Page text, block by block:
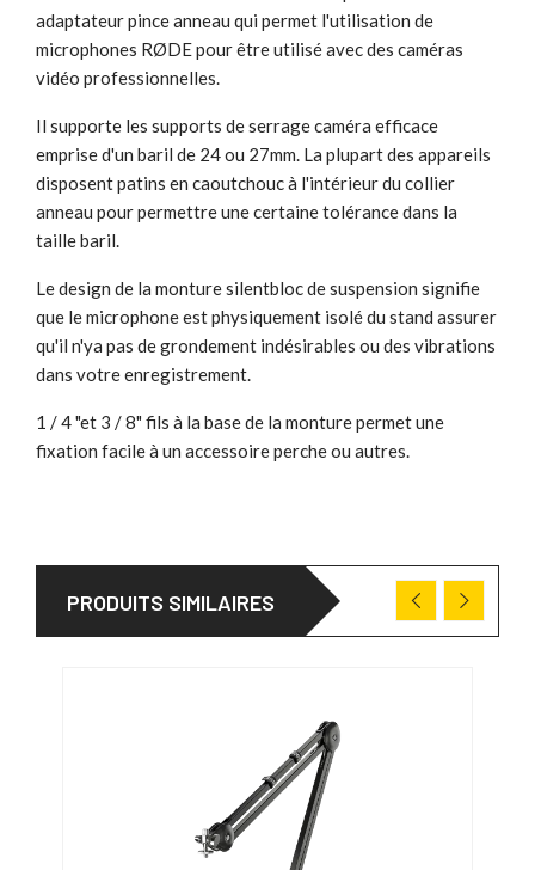
adaptateur pince anneau qui permet l'utilisation de
microphones RØDE pour être utilisé avec des caméras
vidéo professionnelles.
Il supporte les supports de serrage caméra efficace
emprise d'un baril de 24 ou 27mm. La plupart des appareils
disposent patins en caoutchouc à l'intérieur du collier
anneau pour permettre une certaine tolérance dans la
taille baril.
Le design de la monture silentbloc de suspension signifie
que le microphone est physiquement isolé du stand assurer
qu'il n'ya pas de grondement indésirables ou des vibrations
dans votre enregistrement.
1 / 4 "et 3 / 8" fils à la base de la monture permet une
fixation facile à un accessoire perche ou autres.
PRODUITS SIMILAIRES